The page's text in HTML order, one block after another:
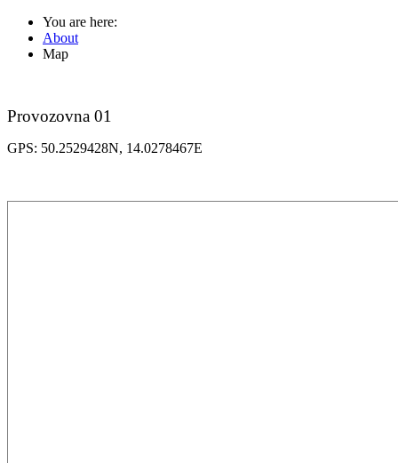
You are here:
About
Map
Provozovna 01
GPS: 50.2529428N, 14.0278467E